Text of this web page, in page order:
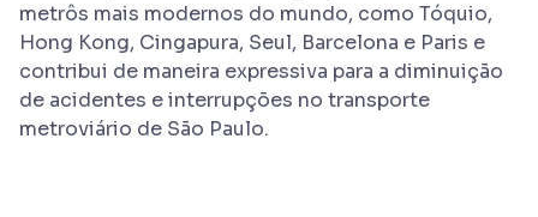
metrôs mais modernos do mundo, como Tóquio,
Hong Kong, Cingapura, Seul, Barcelona e Paris e
contribui de maneira expressiva para a diminuição
de acidentes e interrupções no transporte
metroviário de São Paulo.